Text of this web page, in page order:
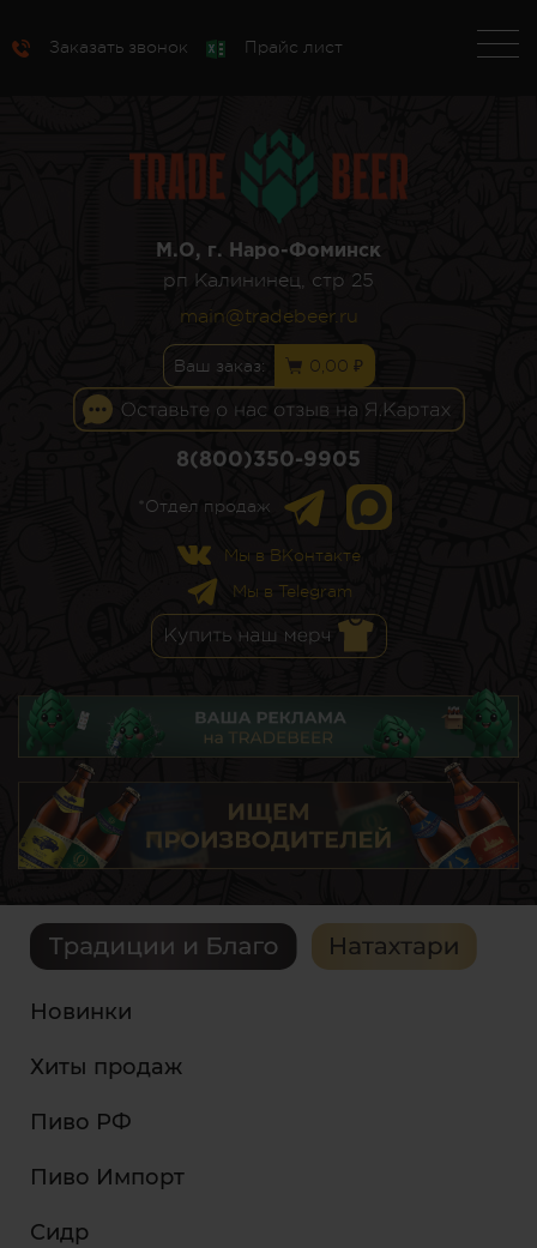
Заказать звонок Прайс лист
М.О, г. Наро-Фоминск
рп Калининец, стр 25
main@tradebeer.ru
Ваш заказ: 0,00 ₽
8(800)350-9905
*Отдел продаж
Мы в ВКонтакте
Мы в Telegram
Новинки
Хиты продаж
Пиво РФ
Пиво Импорт
Сидр